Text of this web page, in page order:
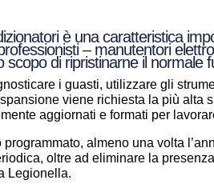
è una caratteristica
– manutentori
di ripristinarne il normale
i guasti, utilizzare gli
viene richiesta la più alta
aggiornati e formati per
almeno una volta
oltre ad eliminare la
Legionella.